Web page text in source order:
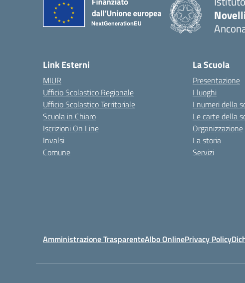
Link Esterni
MIUR
Ufficio Scolastico Regionale
Ufficio Scolastico Territoriale
Scuola in Chiaro
Iscrizioni On Line
Invalsi
Comune
La Scuola
Presentazione
I luoghi
I numeri della
Le carte della
Organizzazione
La storia
Servizi
Amministrazione TrasparenteAlbo OnlinePrivacy Policy